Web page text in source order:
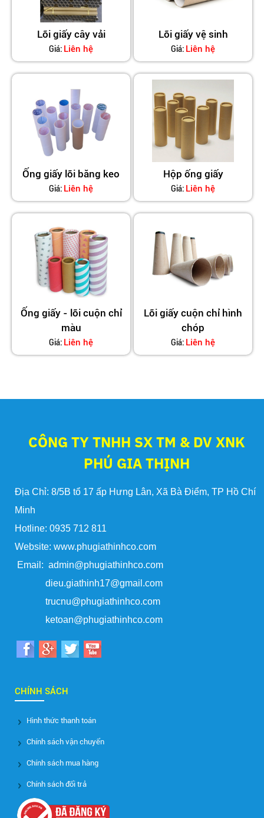
Lõi giấy cây vải
Giá: Liên hệ
Lõi giấy vệ sinh
Giá: Liên hệ
Ống giấy lõi băng keo
Giá: Liên hệ
Hộp ống giấy
Giá: Liên hệ
Ống giấy - lõi cuộn chỉ
màu
Giá: Liên hệ
Lõi giấy cuộn chỉ hình
chóp
Giá: Liên hệ
CÔNG TY TNHH SX TM & DV XNK
PHÚ GIA THỊNH
Địa Chỉ: 8/5B tổ 17 ấp Hưng Lân, Xã Bà Điểm, TP Hồ Chí
Minh
Hotline: 0935 712 811
Website: www.phugiathinhco.com
Email: admin@phugiathinhco.com
dieu.giathinh17@gmail.com
trucnu@phugiathinhco.com
ketoan@phugiathinhco.com
CHÍNH SÁCH
Hình thức thanh toán
Chính sách vận chuyển
Chính sách mua hàng
Chính sách đổi trả